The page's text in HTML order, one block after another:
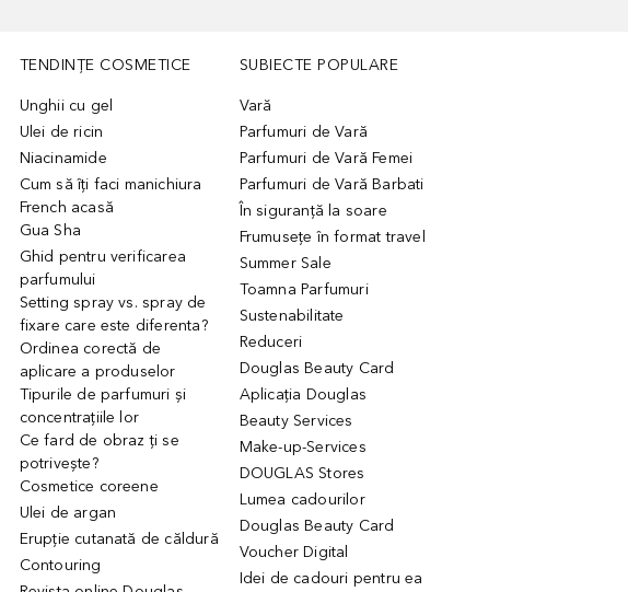
TENDINȚE COSMETICE
Unghii cu gel
Ulei de ricin
Niacinamide
Cum să îți faci manichiura
French acasă
Gua Sha
Ghid pentru verificarea
parfumului
Setting spray vs. spray de
fixare care este diferenta?
Ordinea corectă de
aplicare a produselor
Tipurile de parfumuri și
concentrațiile lor
Ce fard de obraz ți se
potrivește?
Cosmetice coreene
Ulei de argan
Erupție cutanată de căldură
Contouring
SUBIECTE POPULARE
Vară
Parfumuri de Vară
Parfumuri de Vară Femei
Parfumuri de Vară Barbati
În siguranță la soare
Frumusețe în format travel
Summer Sale
Toamna Parfumuri
Sustenabilitate
Reduceri
Douglas Beauty Card
Aplicația Douglas
Beauty Services
Make-up-Services
DOUGLAS Stores
Lumea cadourilor
Douglas Beauty Card
Voucher Digital
Idei de cadouri pentru ea